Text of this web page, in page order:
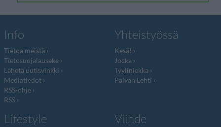
Info
Tietoa meistä
Tietosuojalauseke
Lähetä uutisvinkki
Mediatiedot
RSS-ohje
RSS
Yhteistyössä
Kesä!
Jocka
Tyyliniekka
Päivän Lehti
Lifestyle Viihde